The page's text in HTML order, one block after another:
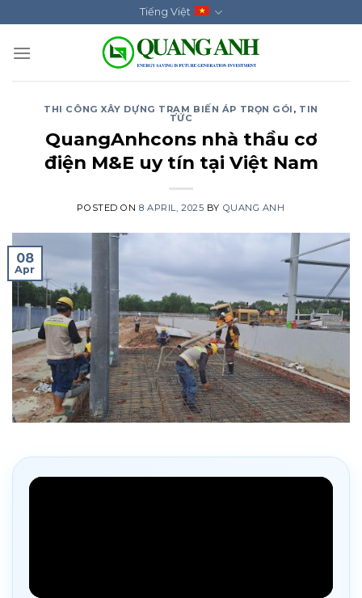
to
content
Tiếng Việt
THI CÔNG XÂY DỰNG TRẠM BIẾN ÁP TRỌN GÓI , TIN
TỨC
QuangAnhcons nhà thầu cơ
điện M&E uy tín tại Việt Nam
POSTED ON8 APRIL, 2025 BY QUANG ANH
08
Apr